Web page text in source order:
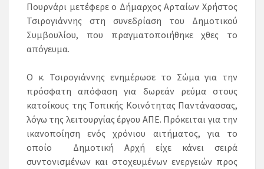
Πουρνάρι μετέφερε ο Δήμαρχος Αρταίων Χρήστος
Τσιρογιάννης στη συνεδρίαση του Δημοτικού
Συμβουλίου, που πραγματοποιήθηκε χθες το
απόγευμα.
Ο κ. Τσιρογιάννης ενημέρωσε το Σώμα για την
πρόσφατη απόφαση για δωρεάν ρεύμα στους
κατοίκους της Τοπικής Κοινότητας Παντάνασσας,
λόγω της λειτουργίας έργου ΑΠΕ. Πρόκειται για την
ικανοποίηση ενός χρόνιου αιτήματος, για το
οποίο Δημοτική Αρχή είχε κάνει σειρά
συντονισμένων και στοχευμένων ενεργειών προς